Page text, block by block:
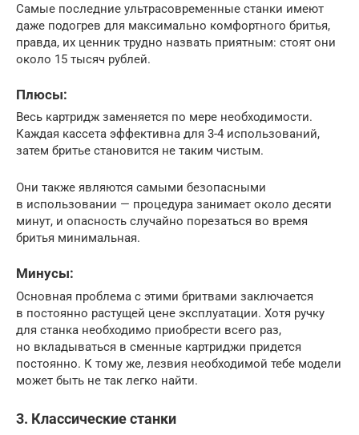
Самые последние ультрасовременные станки имеют
даже подогрев для максимально комфортного бритья,
правда, их ценник трудно назвать приятным: стоят они
около 15 тысяч рублей.
Плюсы:
Весь картридж заменяется по мере необходимости.
Каждая кассета эффективна для 3-4 использований,
затем бритье становится не таким чистым.
Они также являются самыми безопасными
в использовании — процедура занимает около десяти
минут, и опасность случайно порезаться во время
бритья минимальная.
Минусы:
Основная проблема с этими бритвами заключается
в постоянно растущей цене эксплуатации. Хотя ручку
для станка необходимо приобрести всего раз,
но вкладываться в сменные картриджи придется
постоянно. К тому же, лезвия необходимой тебе модели
может быть не так легко найти.
3. Классические станки